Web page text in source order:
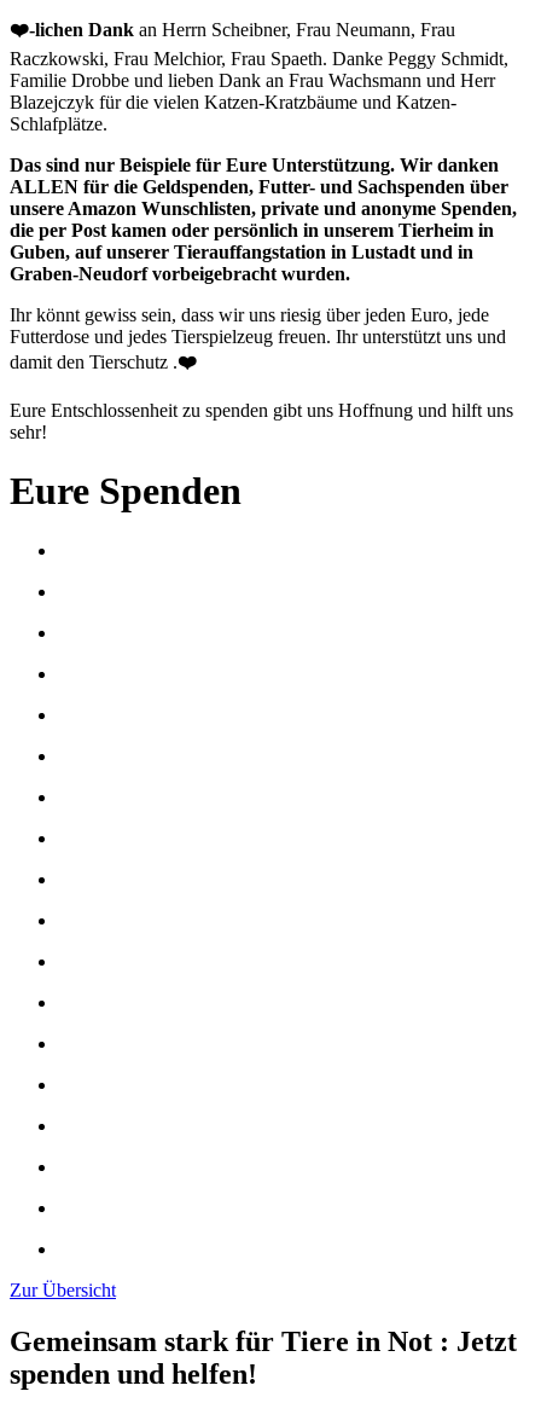
❤️-lichen Dank an Herrn Scheibner, Frau Neumann, Frau
Raczkowski, Frau Melchior, Frau Spaeth. Danke Peggy Schmidt,
Familie Drobbe und lieben Dank an Frau Wachsmann und Herr
Blazejczyk für die vielen Katzen-Kratzbäume und Katzen-
Schlafplätze.
Das sind nur Beispiele für Eure Unterstützung. Wir danken
ALLEN für die Geldspenden, Futter- und Sachspenden über
unsere Amazon Wunschlisten, private und anonyme Spenden,
die per Post kamen oder persönlich in unserem Tierheim in
Guben, auf unserer Tierauffangstation in Lustadt und in
Graben-Neudorf vorbeigebracht wurden.
Ihr könnt gewiss sein, dass wir uns riesig über jeden Euro, jede
Futterdose und jedes Tierspielzeug freuen. Ihr unterstützt uns und
damit den Tierschutz .❤️
Eure Entschlossenheit zu spenden gibt uns Hoffnung und hilft uns
sehr!
Eure Spenden
Zur Übersicht
Gemeinsam stark für Tiere in Not : Jetzt
spenden und helfen!